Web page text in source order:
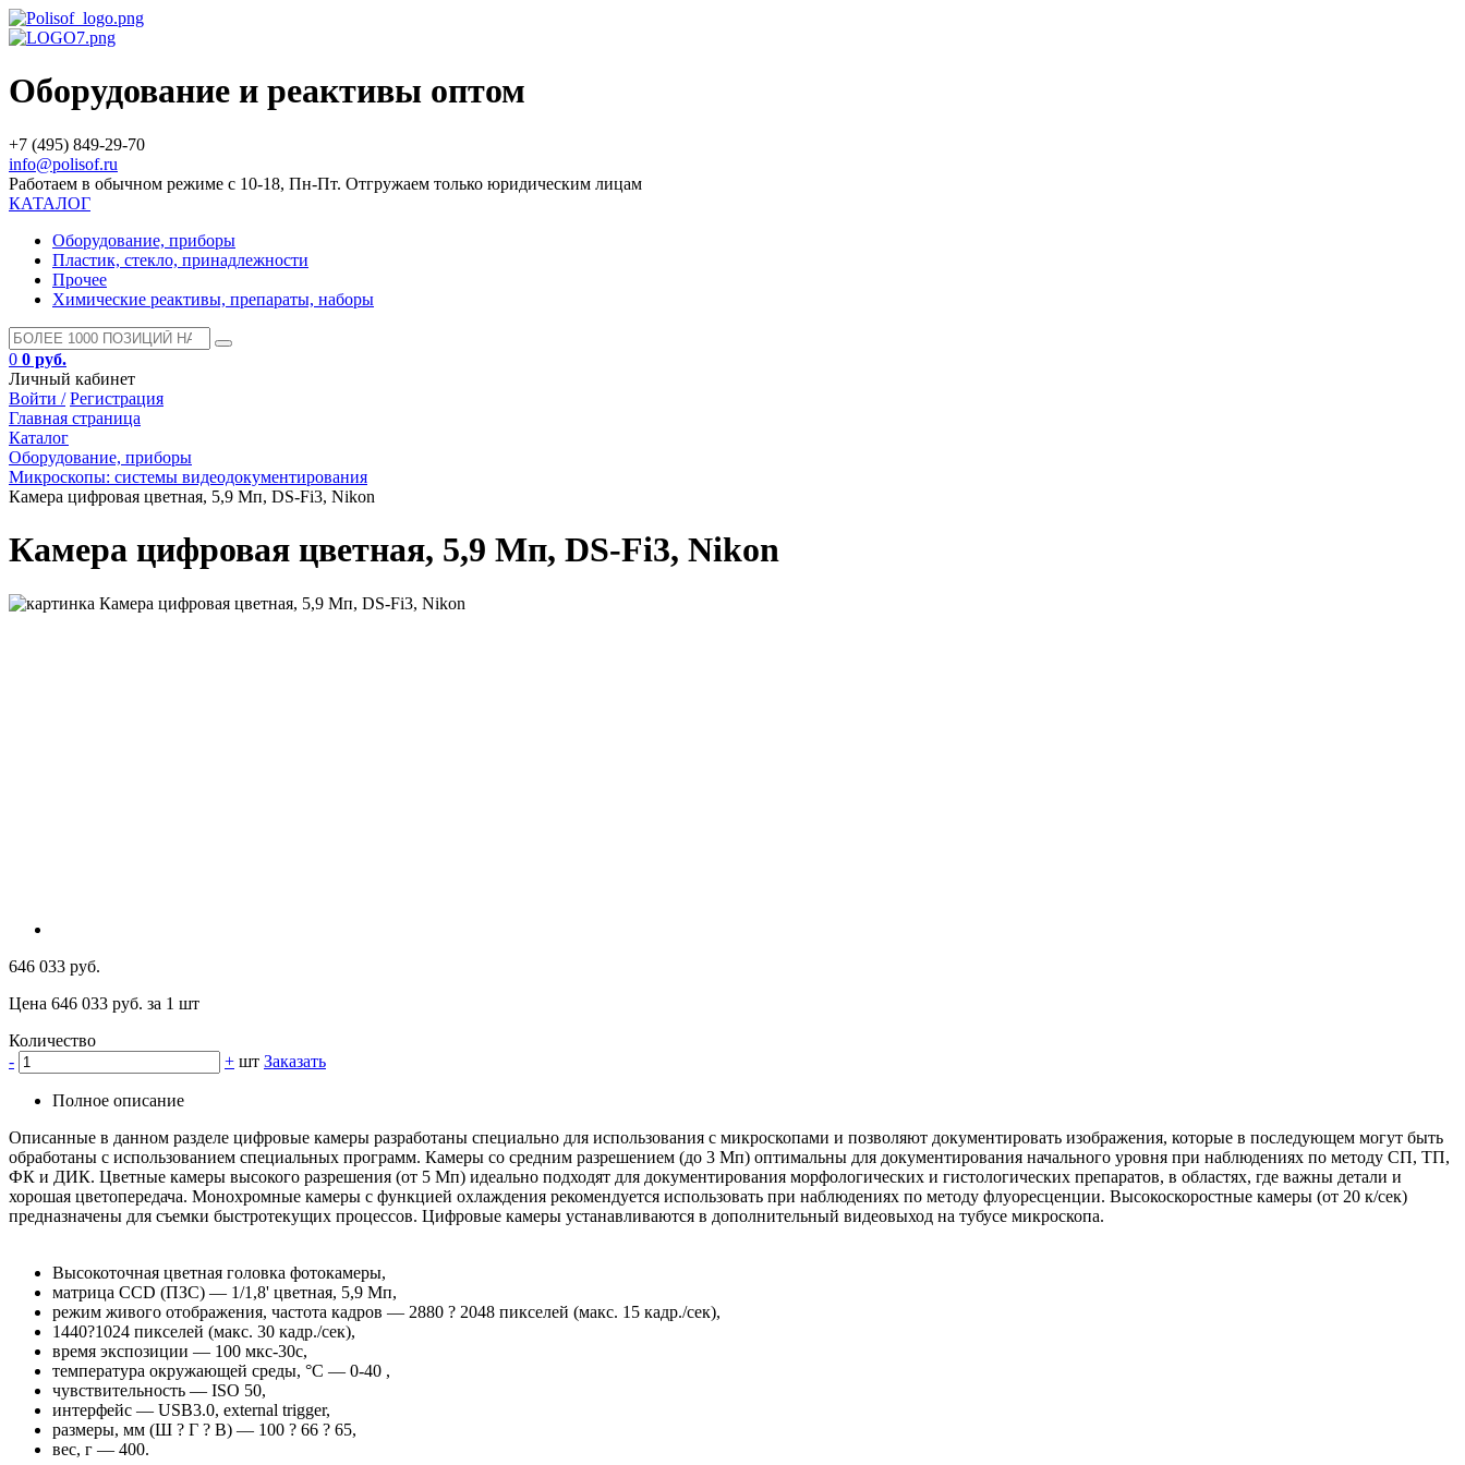
Оборудование и реактивы оптом
+7 (495) 849-29-70
info@polisof.ru
Работаем в обычном режиме с 10-18, Пн-Пт. Отгружаем только юридическим лицам
КАТАЛОГ
Оборудование, приборы
Пластик, стекло, принадлежности
Прочее
Химические реактивы, препараты, наборы
0 0 руб.
Личный кабинет
Войти / Регистрация
Главная страница
Каталог
Оборудование, приборы
Микроскопы: системы видеодокументирования
Камера цифровая цветная, 5,9 Мп, DS-Fi3, Nikon
Камера цифровая цветная, 5,9 Мп, DS-Fi3, Nikon
646 033 руб.
Цена 646 033 руб. за 1 шт
Количество
-
+ шт Заказать
Полное описание
Описанные в данном разделе цифровые камеры разработаны специально для использования с микроскопами и позволяют документировать изображения, которые в последующем могут быть
обработаны с использованием специальных программ. Камеры со средним разрешением (до 3 Мп) оптимальны для документирования начального уровня при наблюдениях по методу СП, ТП,
ФК и ДИК. Цветные камеры высокого разрешения (от 5 Мп) идеально подходят для документирования морфологических и гистологических препаратов, в областях, где важны детали и
хорошая цветопередача. Монохромные камеры с функцией охлаждения рекомендуется использовать при наблюдениях по методу флуоресценции. Высокоскоростные камеры (от 20 к/сек)
предназначены для съемки быстротекущих процессов. Цифровые камеры устанавливаются в дополнительный видеовыход на тубусе микроскопа.
Высокоточная цветная головка фотокамеры,
матрица CCD (ПЗС) — 1/1,8' цветная, 5,9 Мп,
режим живого отображения, частота кадров — 2880 ? 2048 пикселей (макс. 15 кадр./сек),
1440?1024 пикселей (макс. 30 кадр./сек),
время экспозиции — 100 мкс-30с,
температура окружающей среды, °С — 0-40 ,
чувствительность — ISO 50,
интерфейс — USB3.0, external trigger,
размеры, мм (Ш ? Г ? В) — 100 ? 66 ? 65,
вес, г — 400.